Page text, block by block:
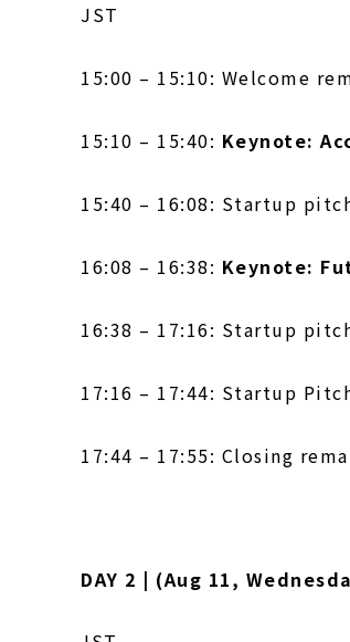
JST
15:00 – 1 5:10: Welcome
15:10 – 1 5:40: Keynote:
15:40 – 16:08: Startup
16:08 – 16:38: Keynote:
16:38 – 1 7:16: Startup
17:16 – 1 7:44: Startup
17:44 – 1 7:55: Closing
DAY 2 | (Aug 11,